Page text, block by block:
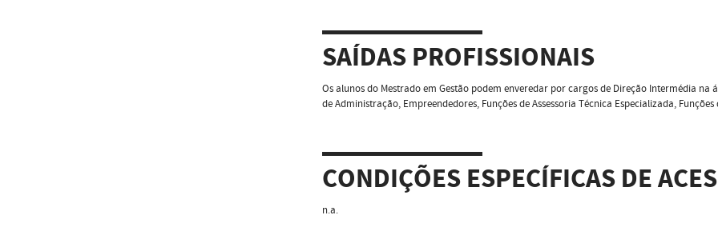
SAÍDAS PROFISSIONAIS
Os alunos do Mestrado em Gestão podem enveredar por cargos de Direção Intermédia na
de Administração, Empreendedores, Funções de Assessoria Técnica Especializada,
CONDIÇÕES ESPECÍFICAS DE
n.a.